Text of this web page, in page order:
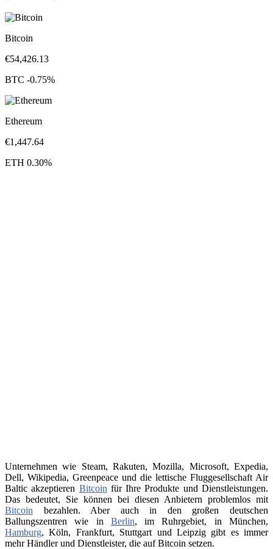
Bitcoin
€54,426.13
BTC -0.75%
Ethereum
€1,447.64
ETH 0.30%
Unternehmen wie Steam, Rakuten, Mozilla, Microsoft, Expedia,
Dell, Wikipedia, Greenpeace und die lettische Fluggesellschaft Air
Baltic akzeptieren Bitcoin für Ihre Produkte und Dienstleistungen.
Das bedeutet, Sie können bei diesen Anbietern problemlos mit
Bitcoin bezahlen. Aber auch in den großen deutschen
Ballungszentren wie in Berlin, im Ruhrgebiet, in München,
Hamburg, Köln, Frankfurt, Stuttgart und Leipzig gibt es immer
mehr Händler und Dienstleister, die auf Bitcoin setzen.